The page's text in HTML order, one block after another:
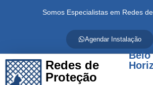
Somos Especialistas em Redes
Agendar Instalação
Redes de
Proteção
Belo